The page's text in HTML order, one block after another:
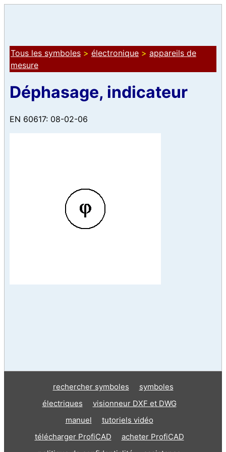
Tous les symboles > électronique > appareils de
mesure
Déphasage, indicateur
EN 60617: 08-02-06
rechercher symboles
symboles
électriques
visionneur DXF et DWG
manuel
tutoriels vidéo
télécharger ProfiCAD
acheter ProfiCAD